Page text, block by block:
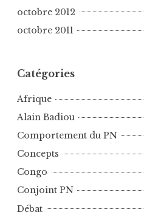
octobre 2012
octobre 2011
Catégories
Afrique
Alain Badiou
Comportement du PN
Concepts
Congo
Conjoint PN
Débat